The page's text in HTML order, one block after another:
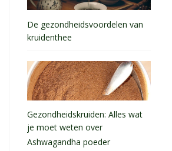
De gezondheidsvoordelen van
kruidenthee
Gezondheidskruiden: Alles wat
je moet weten over
Ashwagandha poeder